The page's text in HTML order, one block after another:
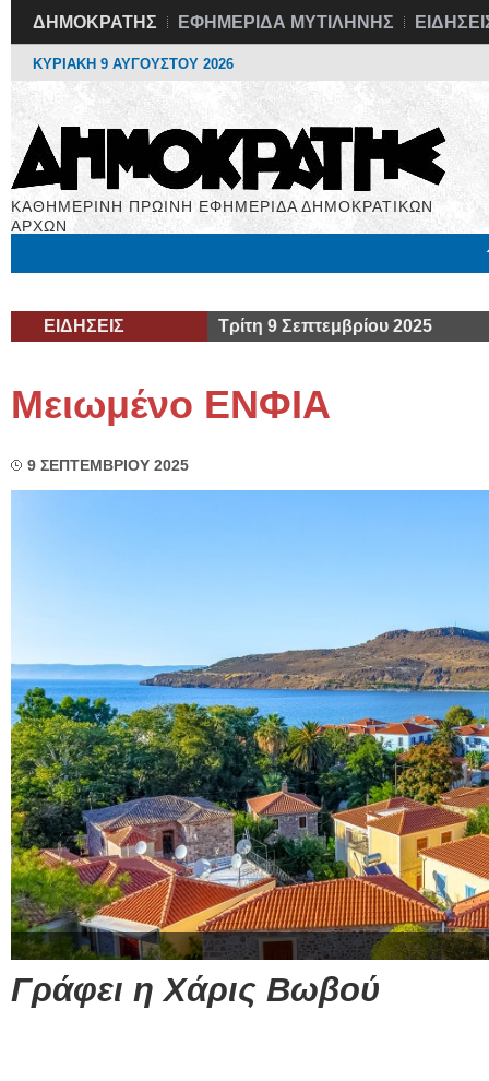
ΔΗΜΟΚΡΑΤΗΣ ΕΦΗΜΕΡΙΔΑ ΜΥΤΙΛΗΝΗΣ
ΚΥΡΙΑΚΗ 9 ΑΥΓΟΥΣΤΟΥ 2026
ΚΑΘΗΜΕΡΙΝΗ ΠΡΩΙΝΗ ΕΦΗΜΕΡΙΔΑ ΔΗΜΟΚΡΑΤΙΚΩΝ
ΑΡΧΩΝ
ΕΙΔΗΣΕΙΣ Τρίτη 9 Σεπτεμβρίου 2025
Μειωμένο ΕΝΦΙΑ
9 ΣΕΠΤΕΜΒΡΙΟΥ 2025
Γράφει η Χάρις Βωβού